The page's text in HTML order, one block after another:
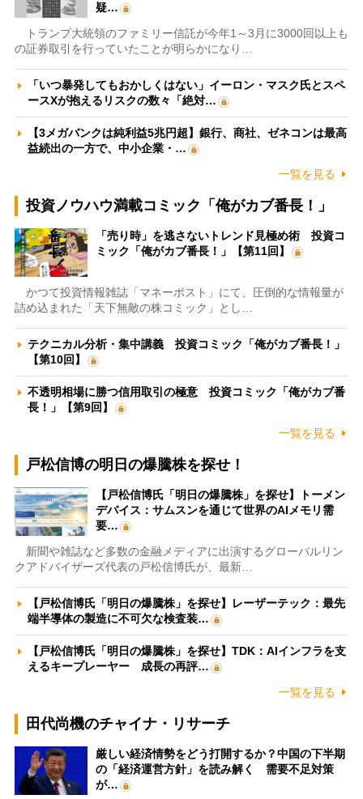
疑…
トランプ大統領のファミリー信託が今年1～3月に3000回以上も
の証券取引を行っていたことが明らかになり…
「いつ暴発してもおかしくはない」イーロン・マスク氏とスペ
ースXが抱えるリスクの数々「絶対…
【3メガバンクは純利益5兆円超】銀行、商社、ゼネコンは最高
益続出の一方で、中小企業・…
一覧を見る
投資ノウハウ満載コミック「俺がカブ番長！」
「売り時」を逃さないトレンド見極め術 投資コ
ミック「俺がカブ番長！」【第11回】
かつて投資情報雑誌「マネーポスト」にて、圧倒的な情報量が
詰め込まれた「天下無敵の株コミック」とし…
テクニカル分析・集中講義 投資コミック「俺がカブ番長！」
【第10回】
不透明相場に勝つ信用取引の極意 投資コミック「俺がカブ番
長！」【第9回】
一覧を見る
戸松信博の明日の爆騰株を探せ！
【戸松信博氏「明日の爆騰株」を探せ】トーメン
デバイス：サムスンを通じて世界のAIメモリ需
要…
新聞や雑誌など多数の金融メディアに出演するグローバルリン
クアドバイザーズ代表の戸松信博氏が、最新…
【戸松信博氏「明日の爆騰株」を探せ】レーザーテック：最先
端半導体の製造に不可欠な検査装…
【戸松信博氏「明日の爆騰株」を探せ】TDK：AIインフラを支
えるキープレーヤー 成長の再評…
一覧を見る
田代尚機のチャイナ・リサーチ
厳しい経済情勢をどう打開するか？中国の下半期
の「経済運営方針」を読み解く 需要不足対策
が…